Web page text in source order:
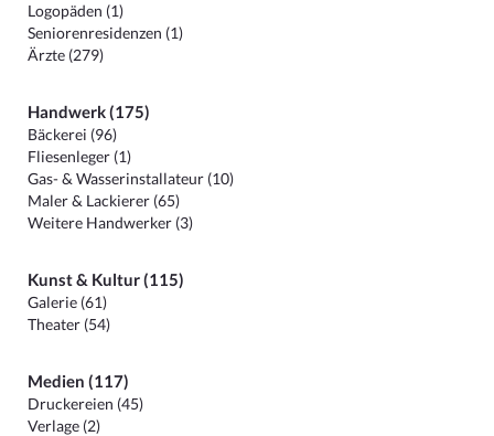
Logopäden (1)
Seniorenresidenzen (1)
Ärzte (279)
Handwerk (175)
Bäckerei (96)
Fliesenleger (1)
Gas- & Wasserinstallateur (10)
Maler & Lackierer (65)
Weitere Handwerker (3)
Kunst & Kultur (115)
Galerie (61)
Theater (54)
Medien (117)
Druckereien (45)
Verlage (2)